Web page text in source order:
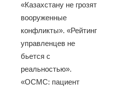
«Казахстану не грозят
вооруженные
конфликты». «Рейтинг
управленцев не
бьется с
реальностью».
«ОСМС: пациент